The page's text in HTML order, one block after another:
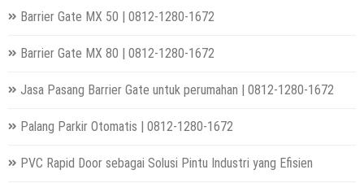
Barrier Gate MX 50 | 0812-1280-1672
Barrier Gate MX 80 | 0812-1280-1672
Jasa Pasang Barrier Gate untuk perumahan | 0812-1280-1672
Palang Parkir Otomatis | 0812-1280-1672
PVC Rapid Door sebagai Solusi Pintu Industri yang Efisien